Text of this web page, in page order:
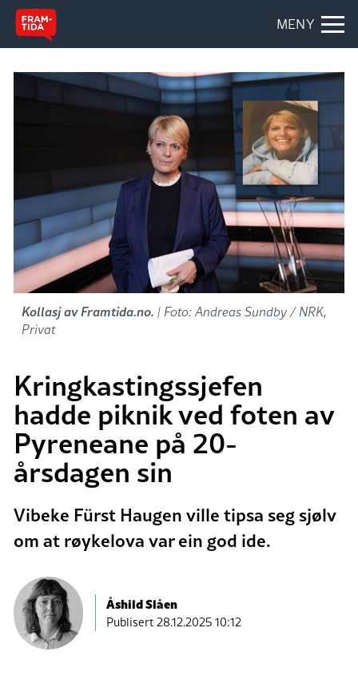
MENY
Kollasj av Framtida.no. | Foto: Andreas Sundby / NRK,
Privat
Kringkastingssjefen
hadde piknik ved foten av
Pyreneane på 20-
årsdagen sin
Vibeke Fürst Haugen ville tipsa seg sjølv
om at røykelova var ein god ide.
Åshild Slåen
Publisert28.12.2025 10:12